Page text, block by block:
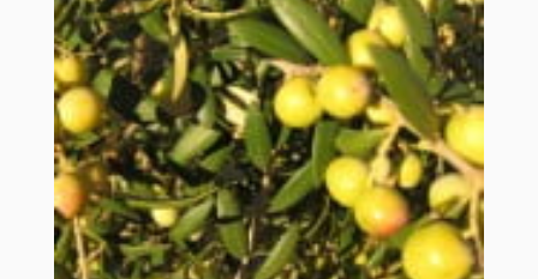
Mallorca y cuyo término...